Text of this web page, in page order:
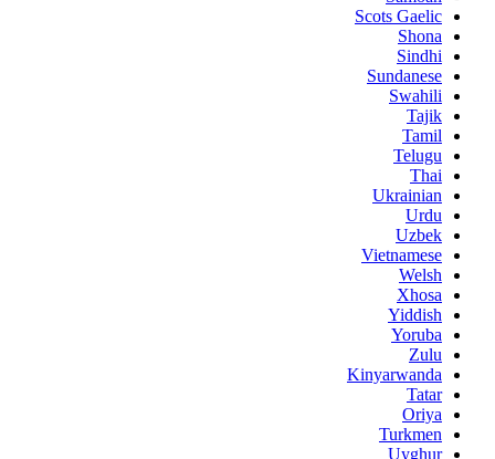
Scots Gaelic
Shona
Sindhi
Sundanese
Swahili
Tajik
Tamil
Telugu
Thai
Ukrainian
Urdu
Uzbek
Vietnamese
Welsh
Xhosa
Yiddish
Yoruba
Zulu
Kinyarwanda
Tatar
Oriya
Turkmen
Uyghur